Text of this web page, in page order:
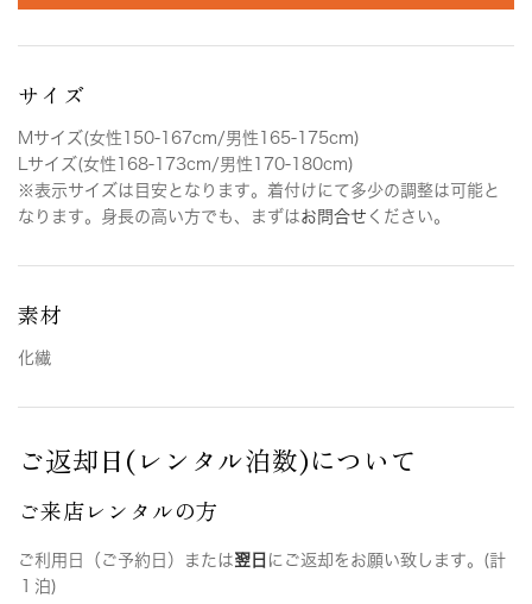
サイズ
Mサイズ(女性150-167cm/男性165-175cm)
Lサイズ(女性168-173cm/男性170-180cm)
※表示サイズは目安となります。着付けにて多少の調整は可能と
なります。身長の高い方でも、まずはお問合せ ください。
素材
化繊
ご返却日(レンタル泊数)について
ご来店レンタルの方
ご利用日（ご予約日）または翌日 にご返却をお願い致します。(計
１泊)